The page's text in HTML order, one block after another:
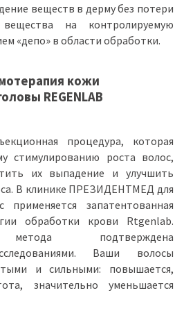
веществ в дерму без потери
на контролируемую
«депо» в области обработки.
кожи
REGENLAB
процедура, которая
стимулированию роста волос,
их выпадение и улучшить
В клинике ПРЕЗИДЕНТМЕД для
применяется запатентованная
обработки крови Rtgenlab.
метода подтверждена
Ваши волосы
и сильными: повышается,
значительно уменьшается